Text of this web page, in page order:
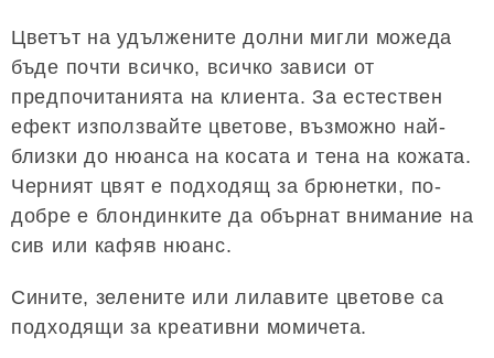
Цветът на удължените долни мигли можеда
бъде почти всичко, всичко зависи от
предпочитанията на клиента. За естествен
ефект използвайте цветове, възможно най-
близки до нюанса на косата и тена на кожата.
Черният цвят е подходящ за брюнетки, по-
добре е блондинките да обърнат внимание на
сив или кафяв нюанс.
Сините, зелените или лилавите цветове са
подходящи за креативни момичета.